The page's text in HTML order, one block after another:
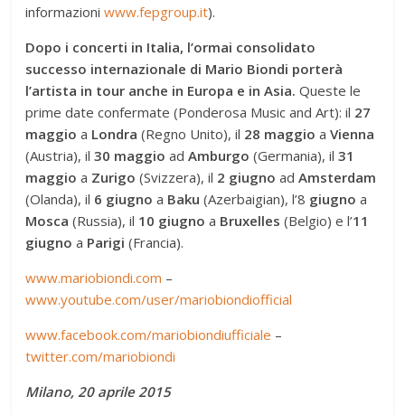
informazioniwww.fepgroup.it).
Dopo i concerti in Italia, l’ormai consolidato
successo internazionale di Mario Biondi porterà
l’artista in tour anche in Europa e in Asia. Queste le
prime date confermate (Ponderosa Music and Art): il 27
maggioa Londra (Regno Unito), il 28 maggioaVienna
(Austria), il30 maggioadAmburgo (Germania), il31
maggioa Zurigo (Svizzera), il 2 giugnoadAmsterdam
(Olanda), il 6 giugnoa Baku (Azerbaigian), l’8 giugno a
Mosca (Russia), il 10 giugnoa Bruxelles (Belgio) e l’11
giugno a Parigi (Francia).
www.mariobiondi.com –
www.youtube.com/user/mariobiondiofficial
www.facebook.com/mariobiondiufficiale –
twitter.com/mariobiondi
Milano, 20 aprile 2015